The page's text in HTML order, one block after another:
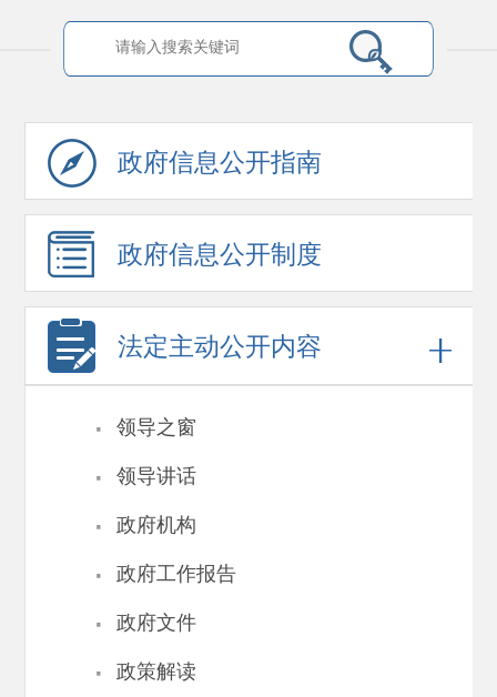
政府信息公开指南
政府信息公开制度
法定主动公开内容
· 领导之窗
· 领导讲话
· 政府机构
· 政府工作报告
· 政府文件
· 政策解读